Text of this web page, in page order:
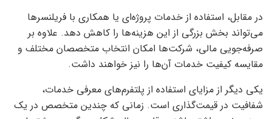
در مقابل، استفاده از خدمات پروژه‌ای یا همکاری با فریلنسرها
می‌تواند بخش بزرگی از این هزینه‌ها را کاهش دهد. علاوه بر
صرفه‌جویی مالی، شرکت‌ها امکان انتخاب متخصصان مختلف و
مقایسه کیفیت خدمات آن‌ها را نیز خواهند داشت.
یکی دیگر از مزایای استفاده از پلتفرم‌های معرفی خدمات،
شفافیت در قیمت‌گذاری است. زمانی که چندین متخصص در یک